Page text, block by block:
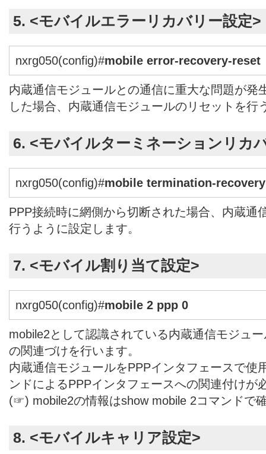
5. <モバイルエラーリカバリー設定>
nxrg050(config)#mobile error-recovery-reset
内蔵通信モジュールとの通信に重大な問題が発
した場合、内蔵通信モジュールのリセットを行
6. <モバイルターミネーションリカ
nxrg050(config)#mobile termination-
PPP接続時に網側から切断された場合、内蔵通
行うように設定します。
7. <モバイル割り当て設定>
nxrg050(config)#mobile 2 ppp 0
mobile2として認識されている内蔵通信モジュ
の関連づけを行います。
内蔵通信モジュールをPPPインタフェースで使
ンドによるPPPインタフェースへの関連付けが
(☞) mobile2の情報はshow mobile 2コマンドで
8. <モバイルキャリア設定>